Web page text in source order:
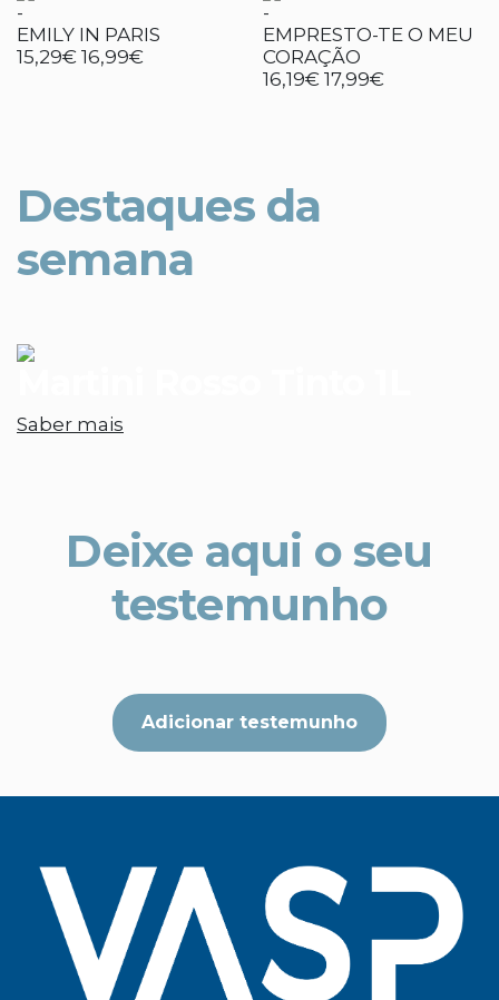
-
EMILY IN PARIS
15,29€ 16,99€
-
EMPRESTO-TE O MEU
CORAÇÃO
16,19€ 17,99€
Destaques da
semana
Saber mais
Deixe aqui o seu
testemunho
Adicionar testemunho